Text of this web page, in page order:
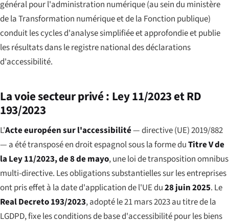
général pour l'administration numérique (au sein du ministère
de la Transformation numérique et de la Fonction publique)
conduit les cycles d'analyse simplifiée et approfondie et publie
les résultats dans le registre national des déclarations
d'accessibilité.
La voie secteur privé : Ley 11/2023 et RD
193/2023
L'Acte européen sur l'accessibilité— directive (UE) 2019/882
— a été transposé en droit espagnol sous la forme duTitre V de
la Ley 11/2023, de 8 de mayo, une loi de transposition omnibus
multi-directive. Les obligations substantielles sur les entreprises
ont pris effet à la date d'application de l'UE du28 juin 2025. Le
Real Decreto 193/2023, adopté le 21 mars 2023 au titre de la
LGDPD, fixe les conditions de base d'accessibilité pour les biens